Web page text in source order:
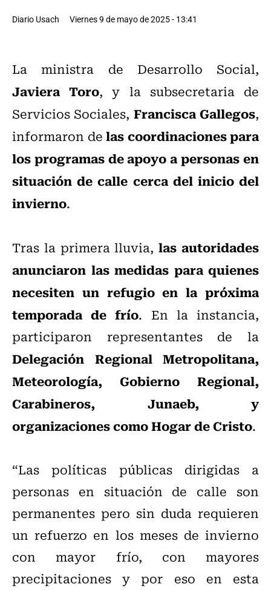
Diario Usach Viernes 9 de mayo de 2025 - 13:41
La ministra de Desarrollo Social,
Javiera Toro, y la subsecretaria de
Servicios Sociales, Francisca Gallegos,
informaron delas coordinaciones para
los programas de apoyo a personas en
situación de calle cerca del inicio del
invierno.
Tras la primera lluvia,las autoridades
anunciaron las medidas para quienes
necesiten un refugio en la próxima
temporada de frío. En la instancia,
participaron representantes de la
Delegación Regional Metropolitana,
Meteorología, Gobierno Regional,
Carabineros, Junaeb, y
organizaciones como Hogar de Cristo.
“Las políticas públicas dirigidas a
personas en situación de calle son
permanentes pero sin duda requieren
un refuerzo en los meses de invierno
con mayor frío, con mayores
precipitaciones y por eso en esta